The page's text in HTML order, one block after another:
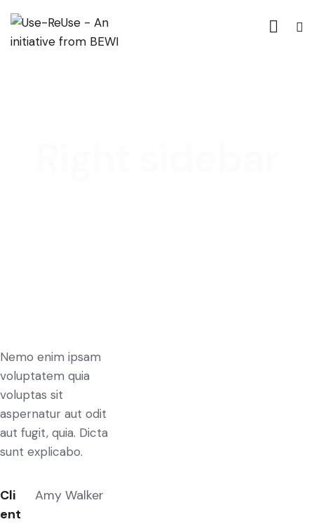
Nemo enim ipsam
voluptatem quia
voluptas sit
aspernatur aut odit
aut fugit, quia. Dicta
sunt explicabo.
Cli
ent
Amy Walker